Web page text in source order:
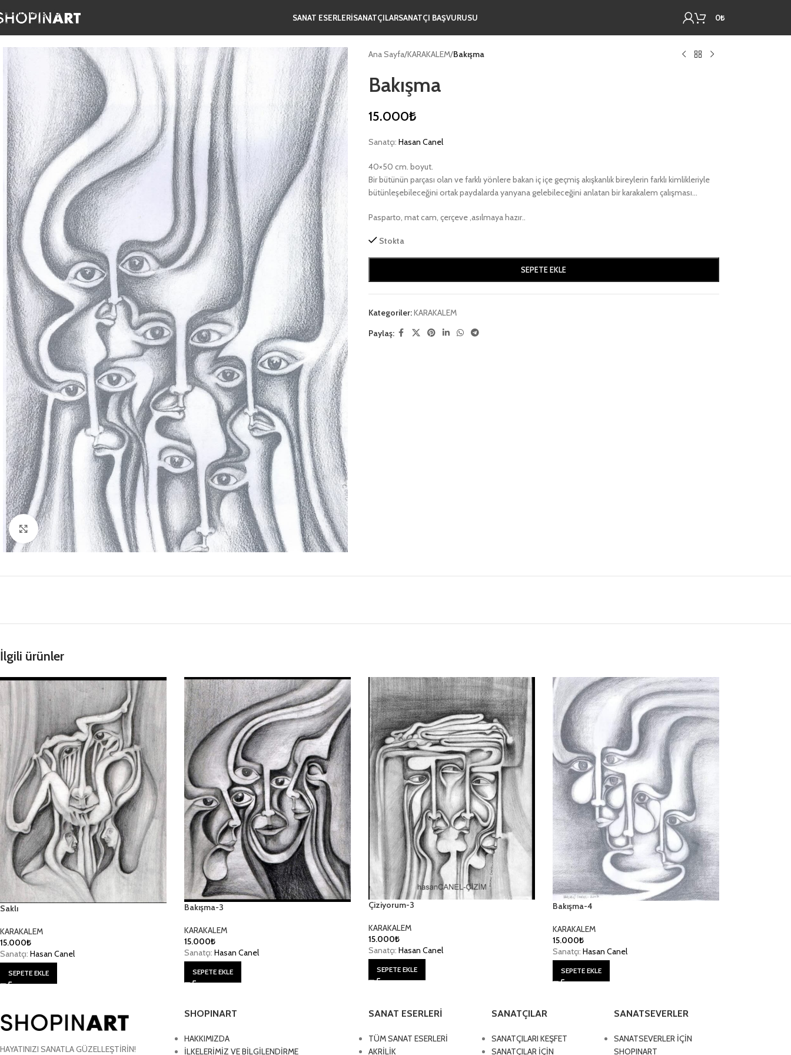
Skip to navigation
Skip to main content
SANAT ESERLERİSANATÇILARSANATÇI BAŞVURUSU 0₺
Büyütmek için tıklayın
Ana Sayfa/KARAKALEM/Bakışma
Bakışma
15.000₺
Sanatçı: Hasan Canel
40×50 cm. boyut.
Bir bütünün parçası olan ve farklı yönlere bakan iç içe geçmiş akışkanlık bireylerin farklı kimlikleriyle
bütünleşebileceğini ortak paydalarda yanyana gelebileceğini anlatan bir karakalem çalışması…
Pasparto, mat cam, çerçeve ,asılmaya hazır..
Stokta
SEPETE EKLE
Kategoriler:KARAKALEM
Paylaş:
İlgili ürünler
Saklı
KARAKALEM
15.000₺
Sanatçı: Hasan Canel
SEPETE EKLE
Bakışma-3
KARAKALEM
15.000₺
Sanatçı: Hasan Canel
SEPETE EKLE
Çiziyorum-3
KARAKALEM
15.000₺
Sanatçı: Hasan Canel
SEPETE EKLE
Bakışma-4
KARAKALEM
15.000₺
Sanatçı: Hasan Canel
SEPETE EKLE
HAYATINIZI SANATLA GÜZELLEŞTİRİN!
SHOPINART
HAKKIMIZDA
İLKELERİMİZ VE BİLGİLENDİRME
SANAT ESERLERİ
TÜM SANAT ESERLERİ
AKRİLİK
SANATÇILAR
SANATÇILARI KEŞFET
SANATÇILAR İÇİN
SANATSEVERLER
SANATSEVERLER İÇİN
SHOPINART